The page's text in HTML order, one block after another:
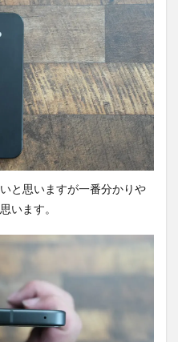
と思いますが一番分かりや
います。